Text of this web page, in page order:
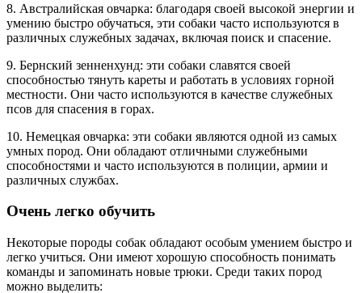
8. Австралийская овчарка: благодаря своей высокой энергии и
умению быстро обучаться, эти собаки часто используются в
различных служебных задачах, включая поиск и спасение.
9. Бернский зенненхунд: эти собаки славятся своей
способностью тянуть кареты и работать в условиях горной
местности. Они часто используются в качестве служебных
псов для спасения в горах.
10. Немецкая овчарка: эти собаки являются одной из самых
умных пород. Они обладают отличными служебными
способностями и часто используются в полиции, армии и
различных службах.
Очень легко обучить
Некоторые породы собак обладают особым умением быстро и
легко учиться. Они имеют хорошую способность понимать
команды и запоминать новые трюки. Среди таких пород
можно выделить: